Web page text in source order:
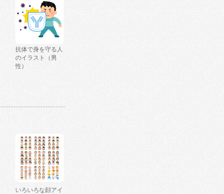
抗体で身を守る人
のイラスト（男
性）
いろいろな顔アイ